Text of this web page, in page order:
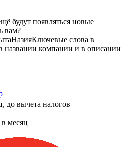
будут появляться новые
вам?
НазияКлючевые слова в
названии компании и в описании
до вычета налогов
месяц